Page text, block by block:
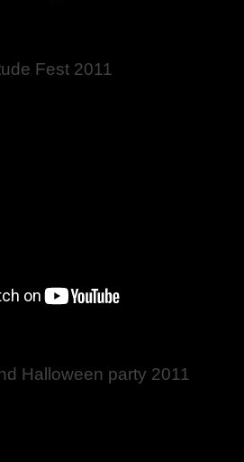
Fest 2011
Halloween party 2011